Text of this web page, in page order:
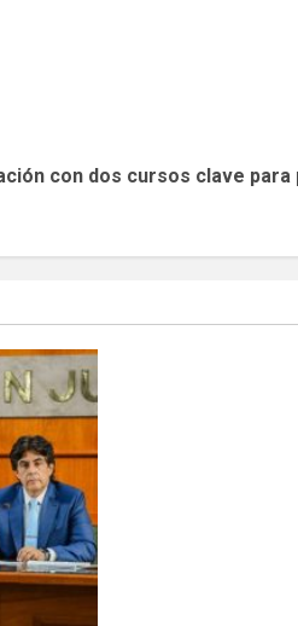
con dos cursos clave para